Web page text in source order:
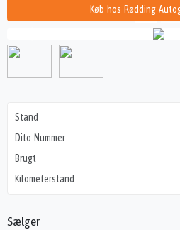
Køb hos Rødding
Stand
Dito Nummer
Brugt
Kilometerstand
Sælger